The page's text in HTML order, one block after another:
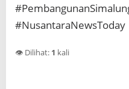
#NusantaraNewsToday
👁️ Dilihat: 1 kali